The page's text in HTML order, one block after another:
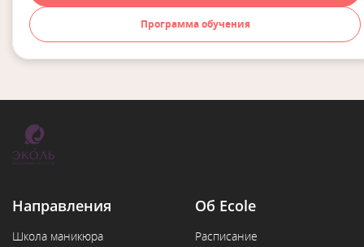
Программа обучения
Направления
Школа маникюра
Об Ecole
Расписание